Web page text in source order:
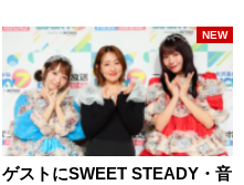
ゲストにSWEET STEADY・音
NEW